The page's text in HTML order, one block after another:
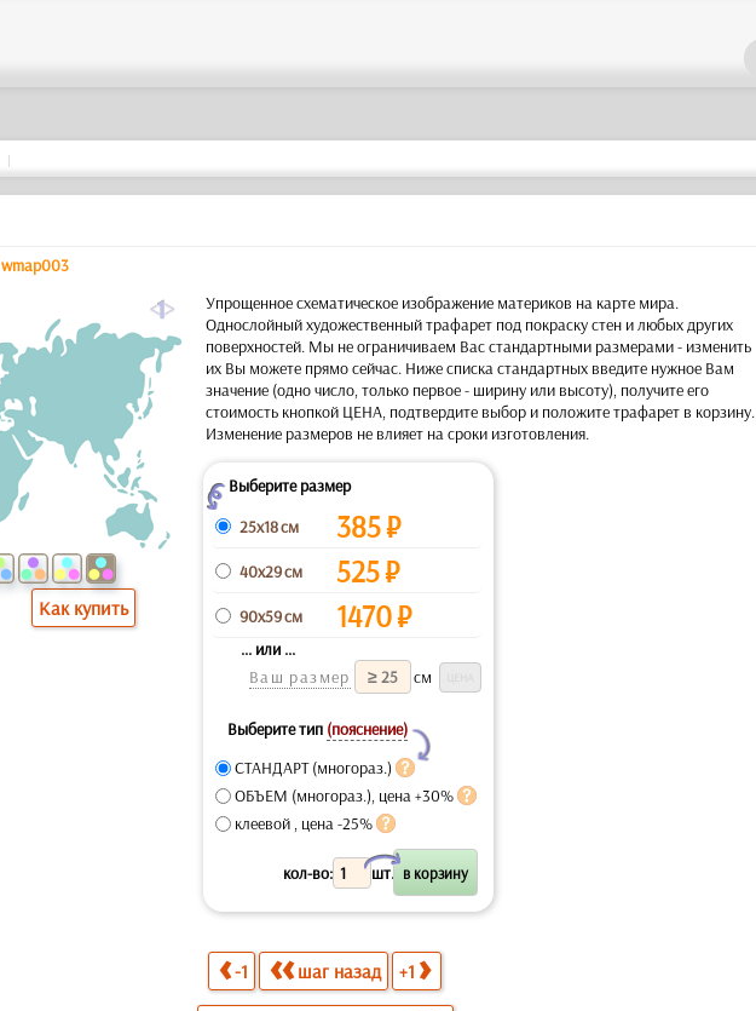
|
wmap003
a
Как купить
Упрощенное схематическое изображение материков на карте мира.
Однослойный художественный трафарет под покраску стен и любых других
поверхностей. Мы не ограничиваем Вас стандартными размерами - изменить
их Вы можете прямо сейчас. Ниже списка стандартных введите нужное Вам
значение (одно число, только первое - ширину или высоту), получите его
стоимость кнопкой ЦЕНА, подтвердите выбор и положите трафарет в корзину.
Изменение размеров не влияет на сроки изготовления.
ZВыберите размер
25x18 см
385₽
40x29 см 525₽
90x59 см 1470₽
... или ...
Ваш размер
см
Выберите тип (пояснение)
Y
СТАНДАРТ (многораз.)
ОБЪЕМ (многораз.), цена +30%
клеевой , цена -25%
кол-во: шт.
X
-1 шаг назад +1